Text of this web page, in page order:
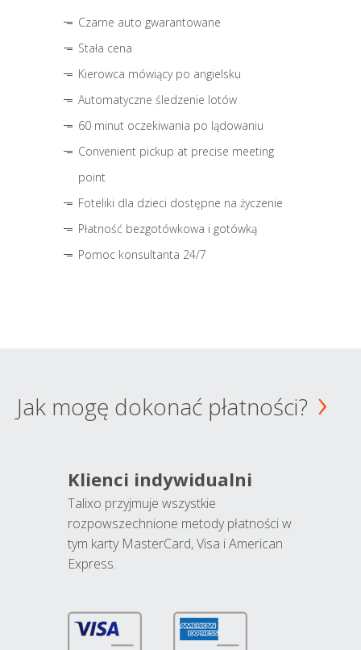
Czarne auto gwarantowane
Stała cena
Kierowca mówiący po angielsku
Automatyczne śledzenie lotów
60 minut oczekiwania po lądowaniu
Convenient pickup at precise meeting
point
Foteliki dla dzieci dostępne na życzenie
Płatność bezgotówkowa i gotówką
Pomoc konsultanta 24/7
Jak mogę dokonać płatności?
Klienci indywidualni
Talixo przyjmuje wszystkie
rozpowszechnione metody płatności w
tym karty MasterCard, Visa i American
Express.